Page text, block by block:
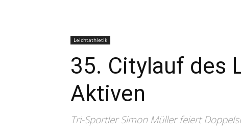
Leichtathletik
35. Citylauf des
Aktiven
Tri-Sportler Simon Müller feiert